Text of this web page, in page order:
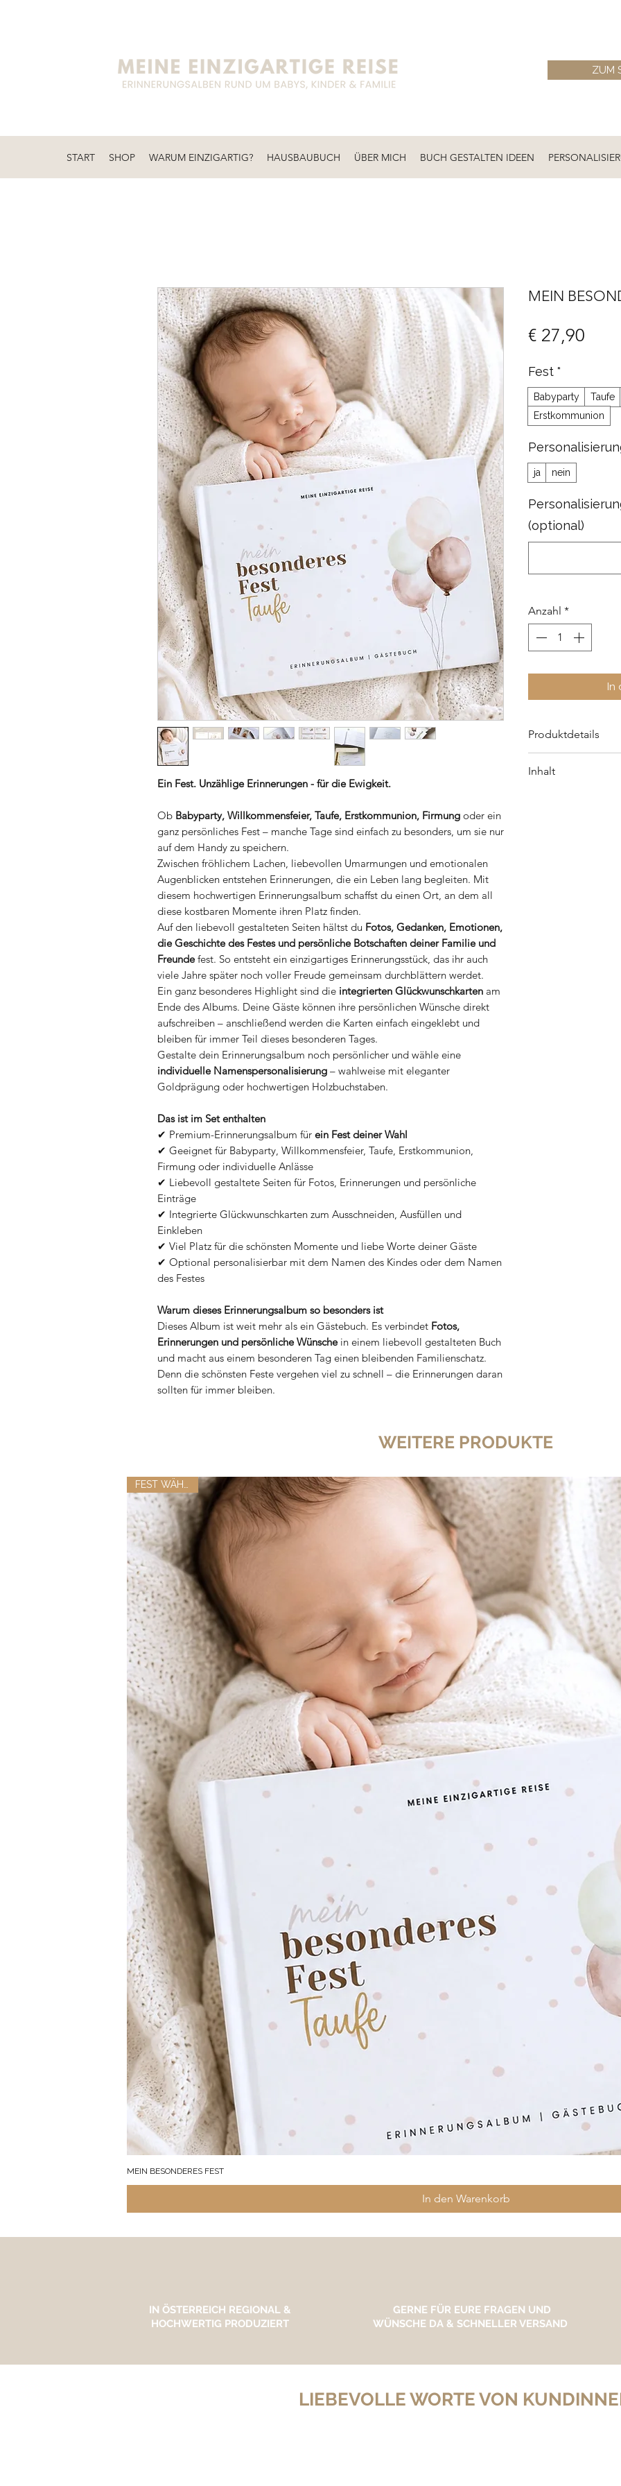
START SHOP WARUM EINZIGARTIG? HAUSBAUBUCH ÜBER MICH BUCH GESTALTEN IDEEN
ZUM
Ein Fest. Unzählige Erinnerungen - für die Ewigkeit.
Ob Babyparty, Willkommensfeier, Taufe, Erstkommunion, Firmung oder ein
ganz persönliches Fest – manche Tage sind einfach zu besonders, um sie nur
auf dem Handy zu speichern.
Zwischen fröhlichem Lachen, liebevollen Umarmungen und emotionalen
Augenblicken entstehen Erinnerungen, die ein Leben lang begleiten. Mit
diesem hochwertigen Erinnerungsalbum schaffst du einen Ort, an dem all
diese kostbaren Momente ihren Platz finden.
Auf den liebevoll gestalteten Seiten hältst du Fotos, Gedanken, Emotionen,
die Geschichte des Festes und persönliche Botschaften deiner Familie und
Freundefest. So entsteht ein einzigartiges Erinnerungsstück, das ihr auch
viele Jahre später noch voller Freude gemeinsam durchblättern werdet.
Ein ganz besonderes Highlight sind die integrierten Glückwunschkarten am
Ende des Albums. Deine Gäste können ihre persönlichen Wünsche direkt
aufschreiben – anschließend werden die Karten einfach eingeklebt und
bleiben für immer Teil dieses besonderen Tages.
Gestalte dein Erinnerungsalbum noch persönlicher und wähle eine
individuelle Namenspersonalisierung – wahlweise mit eleganter
Goldprägung oder hochwertigen Holzbuchstaben.
Das ist im Set enthalten
✔ Premium-Erinnerungsalbum für ein Fest deiner Wahl
✔ Geeignet für Babyparty, Willkommensfeier, Taufe, Erstkommunion,
Firmung oder individuelle Anlässe
✔ Liebevoll gestaltete Seiten für Fotos, Erinnerungen und persönliche
Einträge
✔ Integrierte Glückwunschkarten zum Ausschneiden, Ausfüllen und
Einkleben
✔ Viel Platz für die schönsten Momente und liebe Worte deiner Gäste
✔ Optional personalisierbar mit dem Namen des Kindes oder dem Namen
des Festes
Warum dieses Erinnerungsalbum so besonders ist
Dieses Album ist weit mehr als ein Gästebuch. Es verbindet Fotos,
Erinnerungen und persönliche Wünschein einem liebevoll gestalteten Buch
und macht aus einem besonderen Tag einen bleibenden Familienschatz.
Denn die schönsten Feste vergehen viel zu schnell – die Erinnerungen daran
sollten für immer bleiben.
MEIN
€ 27,90
Fest *
Babyparty Taufe
Erstkommunion
ja nein
(optional)
Anzahl *
In
Produktdetails
einer
Inhalt
MEIN BESONDERES FEST
In den Warenkorb
WEITERE PRODUKTE
IN ÖSTERREICH REGIONAL &
HOCHWERTIG PRODUZIERT
GERNE FÜR EURE FRAGEN UND
WÜNSCHE DA & SCHNELLER VERSAND
LIEBEVOLLE WORTE VON